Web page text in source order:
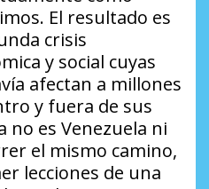
El resultado es
crisis
y social cuyas
afectan a millones
y fuera de sus
es Venezuela ni
el mismo camino,
lecciones de una